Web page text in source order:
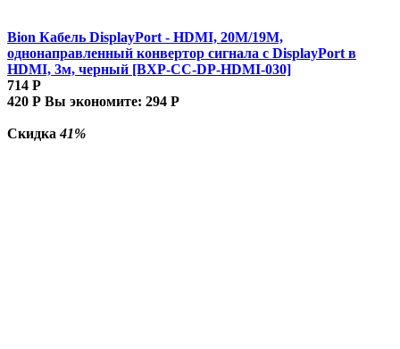
Bion Кабель DisplayPort - HDMI, 20M/19M,
однонаправленный конвертор сигнала с DisplayPort в
HDMI, 3м, черный [BXP-CC-DP-HDMI-030]
714 Р
420 Р Вы экономите: 294 Р
Скидка41%